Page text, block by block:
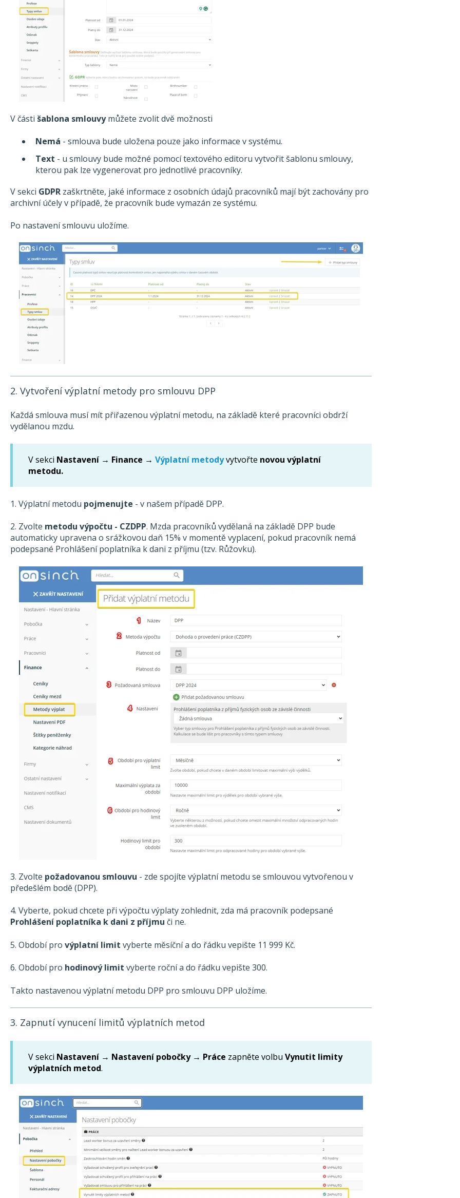
V části šablona smlouvymůžete zvolit dvě možnosti
Nemá - smlouva bude uložena pouze jako informace v systému.
Text - u smlouvy bude možné pomocí textového editoru vytvořit šablonu smlouvy,
kterou pak lze vygenerovat pro jednotlivé pracovníky.
V sekci GDPR zaškrtněte, jaké informace z osobních údajů pracovníků mají být zachovány pro
archivní účely v případě, že pracovník bude vymazán ze systému.
Po nastavení smlouvu uložíme.
2. Vytvoření výplatní metody pro smlouvu DPP
Každá smlouva musí mít přiřazenou výplatní metodu, na základě které pracovníci obdrží
vydělanou mzdu.
V sekci Nastavení → Finance → Výplatní metodyvytvořte novou výplatní
metodu.
1. Výplatní metodu pojmenujte - v našem případě DPP.
2. Zvolte metodu výpočtu - CZDPP. Mzda pracovníků vydělaná na základě DPP bude
automaticky upravena o srážkovou daň 15% v momentě vyplacení, pokud pracovník nemá
podepsané Prohlášení poplatníka k dani z příjmu (tzv. Růžovku).
3. Zvolte požadovanou smlouvu - zde spojíte výplatní metodu se smlouvou vytvořenou v
předešlém bodě (DPP).
4. Vyberte, pokud chcete při výpočtu výplaty zohlednit, zda má pracovník podepsané
Prohlášení poplatníka k dani z příjmu či ne.
5. Období pro výplatní limit vyberte měsíční a do řádku vepište 11 999 Kč.
6. Období pro hodinový limit vyberte roční a do řádku vepište 300.
Takto nastavenou výplatní metodu DPP pro smlouvu DPP uložíme.
3. Zapnutí vynucení limitů výplatních metod
V sekci Nastavení → Nastavení pobočky → Práce zapněte volbu Vynutit limity
výplatních metod.